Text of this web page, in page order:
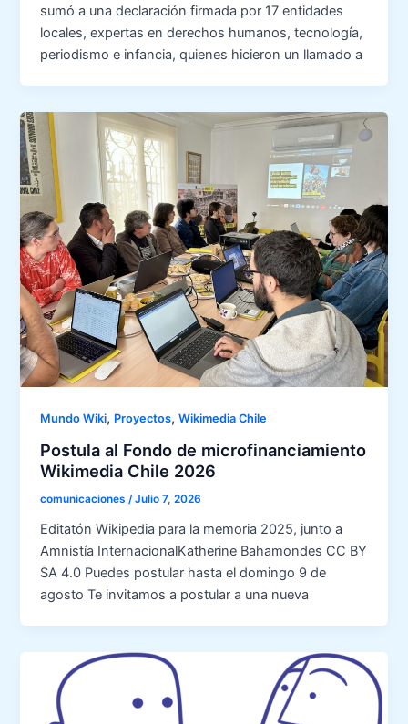
sumó a una declaración firmada por 17 entidades
locales, expertas en derechos humanos, tecnología,
periodismo e infancia, quienes hicieron un llamado a
Mundo Wiki, Proyectos,Wikimedia Chile
Postula al Fondo de microfinanciamiento
Wikimedia Chile 2026
comunicaciones/Julio 7, 2026
Editatón Wikipedia para la memoria 2025, junto a
Amnistía InternacionalKatherine Bahamondes CC BY
SA 4.0 Puedes postular hasta el domingo 9 de
agosto Te invitamos a postular a una nueva